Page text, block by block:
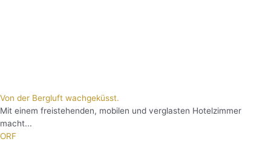
Von der Bergluft wachgeküsst.
Mit einem freistehenden, mobilen und verglasten Hotelzimmer
macht...
ORF